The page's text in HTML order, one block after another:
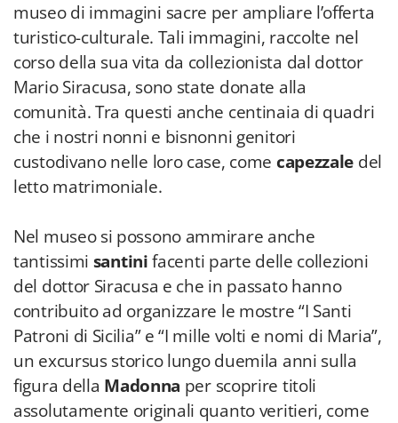
museo di immagini sacre per ampliare l’offerta
turistico-culturale. Tali immagini, raccolte nel
corso della sua vita da collezionista dal dottor
Mario Siracusa, sono state donate alla
comunità. Tra questi anche centinaia di quadri
che i nostri nonni e bisnonni genitori
custodivano nelle loro case, come capezzale del
letto matrimoniale.
Nel museo si possono ammirare anche
tantissimi santinifacenti parte delle collezioni
del dottor Siracusa e che in passato hanno
contribuito ad organizzare le mostre “I Santi
Patroni di Sicilia” e “I mille volti e nomi di Maria”,
un excursus storico lungo duemila anni sulla
figura della Madonna per scoprire titoli
assolutamente originali quanto veritieri, come